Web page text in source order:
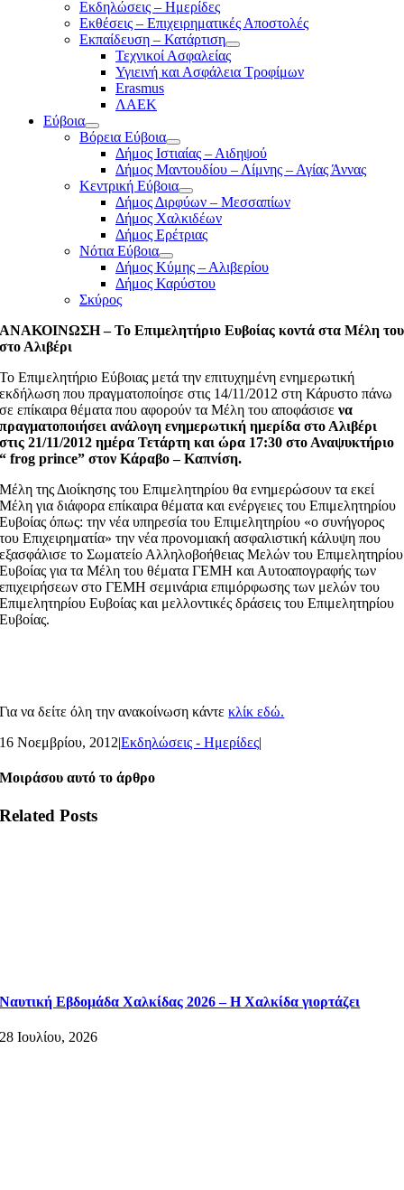
Εκδηλώσεις – Ημερίδες
Εκθέσεις – Επιχειρηματικές Αποστολές
Εκπαίδευση – Κατάρτιση
Τεχνικοί Ασφαλείας
Υγιεινή και Ασφάλεια Τροφίμων
Erasmus
ΛΑΕΚ
Εύβοια
Βόρεια Εύβοια
Δήμος Ιστιαίας – Αιδηψού
Δήμος Μαντουδίου – Λίμνης – Αγίας Άννας
Κεντρική Εύβοια
Δήμος Διρφύων – Μεσσαπίων
Δήμος Χαλκιδέων
Δήμος Ερέτριας
Νότια Εύβοια
Δήμος Κύμης – Αλιβερίου
Δήμος Καρύστου
Σκύρος
ΑΝΑΚΟΙΝΩΣΗ – Το Επιμελητήριο Ευβοίας κοντά στα Μέλη του
στο Αλιβέρι
Το Επιμελητήριο Εύβοιας μετά την επιτυχημένη ενημερωτική
εκδήλωση που πραγματοποίησε στις 14/11/2012 στη Κάρυστο πάνω
σε επίκαιρα θέματα που αφορούν τα Μέλη του αποφάσισενα
πραγματοποιήσει ανάλογη ενημερωτική ημερίδα στο Αλιβέρι
στις 21/11/2012 ημέρα Τετάρτη και ώρα 17:30 στο Αναψυκτήριο
“ frog prince” στον Κάραβο – Καπνίση.
Μέλη της Διοίκησης του Επιμελητηρίου θα ενημερώσουν τα εκεί
Μέλη για διάφορα επίκαιρα θέματα και ενέργειες του Επιμελητηρίου
Ευβοίας όπως: την νέα υπηρεσία του Επιμελητηρίου «ο συνήγορος
του Επιχειρηματία» την νέα προνομιακή ασφαλιστική κάλυψη που
εξασφάλισε το Σωματείο Αλληλοβοήθειας Μελών του Επιμελητηρίου
Ευβοίας για τα Μέλη του θέματα ΓΕΜΗ και Αυτοαπογραφής των
επιχειρήσεων στο ΓΕΜΗ σεμινάρια επιμόρφωσης των μελών του
Επιμελητηρίου Ευβοίας και μελλοντικές δράσεις του Επιμελητηρίου
Ευβοίας.
Για να δείτε όλη την ανακοίνωση κάντεκλίκ εδώ.
16 Νοεμβρίου, 2012|Εκδηλώσεις - Ημερίδες|
Μοιράσου αυτό το άρθρο
Related Posts
Ναυτική Εβδομάδα Χαλκίδας 2026 – Η Χαλκίδα γιορτάζει
28 Ιουλίου, 2026